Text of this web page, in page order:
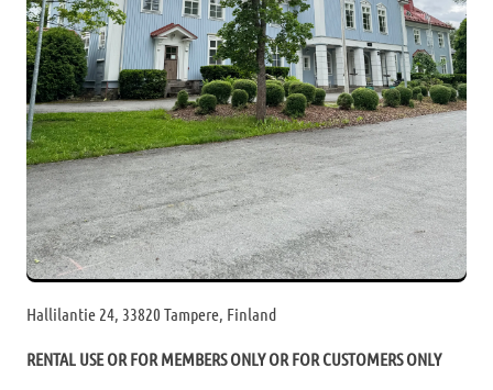
Hallilantie 24, 33820 Tampere, Finland
RENTAL USE OR FOR MEMBERS ONLY OR FOR CUSTOMERS ONLY